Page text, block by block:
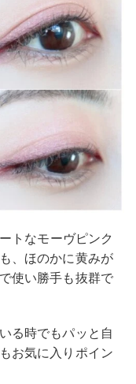
トなモーヴピンク
、ほのかに黄みが
使い勝手も抜群で
る時でもパッと自
お気に入りポイン